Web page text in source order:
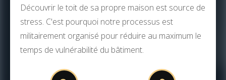
Découvrir le toit de sa propre maison est source de
stress. C'est pourquoi notre processus est
militairement organisé pour réduire au maximum le
temps de vulnérabilité du bâtiment.